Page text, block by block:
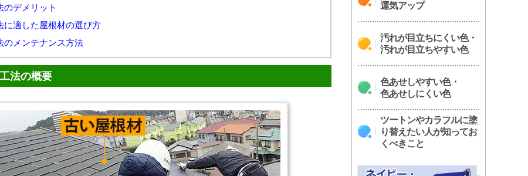
のデメリット
に適した屋根材の選び方
のメンテナンス方法
法の概要
運気アップ
汚れが目立ちにくい色・
汚れが目立ちやすい色
色あせしやすい色・
色あせしにくい色
ツートンやカラフルに塗
り替えたい人が知ってお
くべきこと